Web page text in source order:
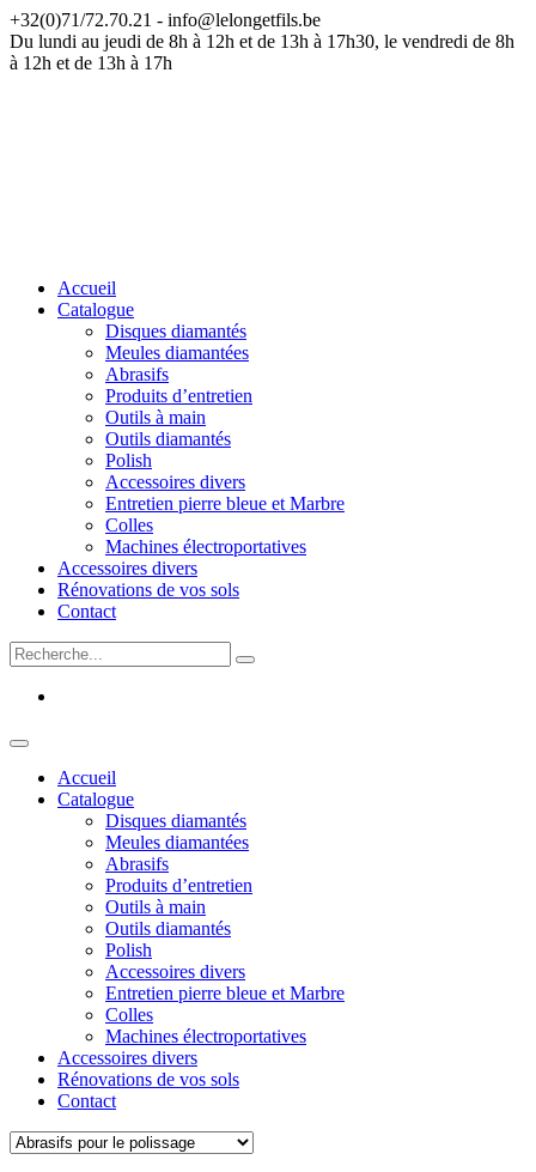
+32(0)71/72.70.21 - info@lelongetfils.be
Du lundi au jeudi de 8h à 12h et de 13h à 17h30, le vendredi de 8h
à 12h et de 13h à 17h
Accueil
Catalogue
Disques diamantés
Meules diamantées
Abrasifs
Produits d’entretien
Outils à main
Outils diamantés
Polish
Accessoires divers
Entretien pierre bleue et Marbre
Colles
Machines électroportatives
Accessoires divers
Rénovations de vos sols
Contact
Accueil
Catalogue
Disques diamantés
Meules diamantées
Abrasifs
Produits d’entretien
Outils à main
Outils diamantés
Polish
Accessoires divers
Entretien pierre bleue et Marbre
Colles
Machines électroportatives
Accessoires divers
Rénovations de vos sols
Contact
ATTENTION — Nos bureaux sont fermés du 17 juillet au 9